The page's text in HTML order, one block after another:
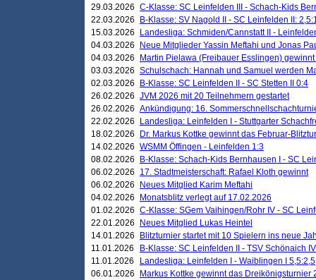
29.03.2026 C-Klasse: SC Leinfelden III - Schach-Kids
22.03.2026
B-Klasse: SV Nagold II - SC Leinfelden II:
15.03.2026
Landesliga: Schmiden/Cannstatt II -
04.03.2026
Neue Mitglieder Yassin Meftahi und Jonas
04.03.2026
Martin Pielawa (Freibauer Esslingen)
03.03.2026 Schulschach: Hannah und Samuel werden
02.03.2026
B-Klasse: SC Leinfelden II - SC Stetten II 0:4
26.02.2026 JVM 2026 mit 20 Teilnehmern gestartet
26.02.2026 Ankündigung: 16.
22.02.2026
Landesliga: Leinfelden I - Stuttgarter
18.02.2026
Dr. Markus Kottke gewinnt das Februar-
14.02.2026 WSMM Öffingen - Leinfelden 1:3
08.02.2026
B-Klasse: Schach-Kids Bernhausen I - SC
06.02.2026
17. Stadtmeisterschaft: Rafael Kloth gewinnt
06.02.2026
Neues Mitglied Karim Meftahi
04.02.2026
Monatsblitz verlegt auf 17.02.2026
01.02.2026 C-Klasse: SGem Vaihingen/Rohr IV - SC
22.01.2026
Neues Mitglied Lukas Heintel
14.01.2026
Blitzturnier startet mit 10 Spielern ins neue
11.01.2026
B-Klasse: SC Leinfelden II - TSV Schönaich
11.01.2026
Landesliga: Leinfelden I - Waiblingen I 5,5:2,5
06.01.2026
Markus Kottke gewinnt das Dreikönigsturnier